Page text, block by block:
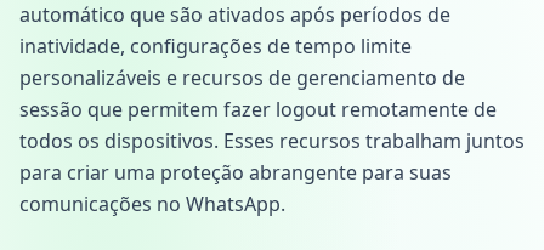
automático que são ativados após períodos de
inatividade, configurações de tempo limite
personalizáveis e recursos de gerenciamento de
sessão que permitem fazer logout remotamente de
todos os dispositivos. Esses recursos trabalham juntos
para criar uma proteção abrangente para suas
comunicações no WhatsApp.